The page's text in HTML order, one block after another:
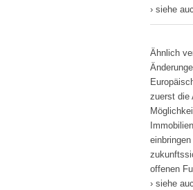
› siehe
Ähnlich
zuerst die
offenen
› siehe